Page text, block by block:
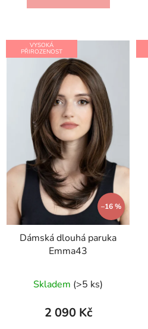
VYSOKÁ
PŘIROZENOST
–16 %
Dámská dlouhá paruka
Emma43
Skladem (>5 ks)
2 090 Kč